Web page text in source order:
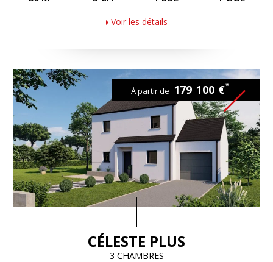
Voir les détails
CÉLESTE PLUS
3 CHAMBRES
À partir de 179 100 €*